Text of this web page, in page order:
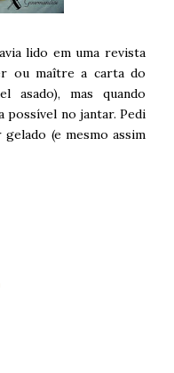
lido em uma revista
ou maître a carta do
asado), mas quando
possível no jantar. Pedi
(e mesmo assim